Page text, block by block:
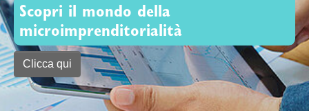
Scopri il mondo della
microimprenditorialità
Clicca qui